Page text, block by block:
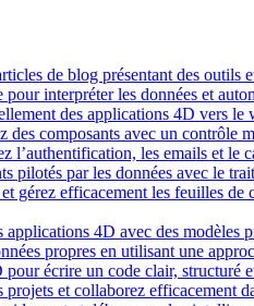
de blog présentant des outils
interpréter les données et
des applications 4D vers le
des composants avec un contrôle
l’authentification, les emails et le
pilotés par les données avec le
gérez efficacement les feuilles de
applications 4D avec des modèles
propres en utilisant une
écrire un code clair, structuré
projets et collaborez efficacement